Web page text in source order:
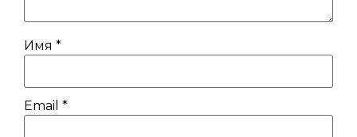
Имя *
Email *